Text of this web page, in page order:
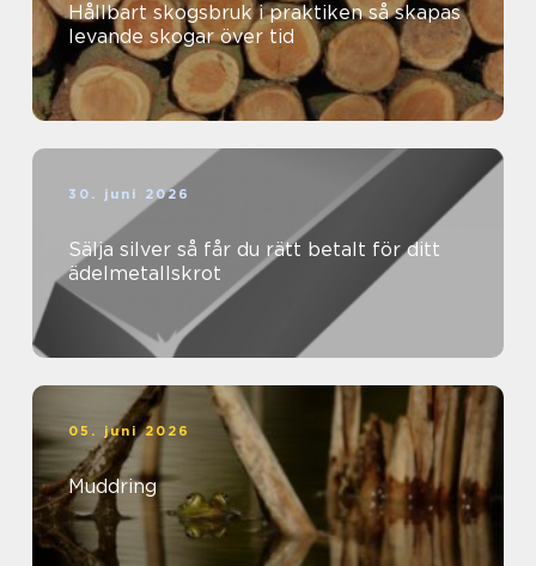
Hållbart skogsbruk i praktiken så skapas
levande skogar över tid
30. juni 2026
Sälja silver så får du rätt betalt för ditt
ädelmetallskrot
05. juni 2026
Muddring